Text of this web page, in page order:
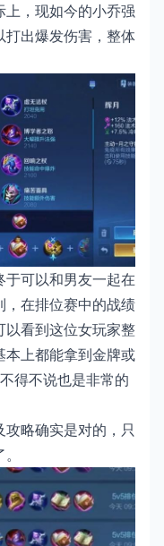
，现如今的小乔强
打出爆发伤害，整体
可以和男友一起在
，在排位赛中的战绩
以看到这位女玩家整
本上都能拿到金牌或
得不说也是非常的
略确实是对的，只